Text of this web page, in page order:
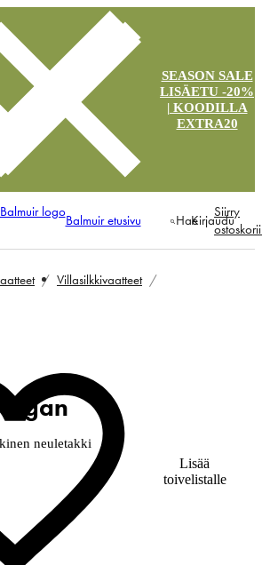
SEASON SALE
LISÄETU -20%
| KOODILLA
EXTRA20
Balmuir etusivu HaeKirjaudu
Siirry
Villasilkkivaatteet
Lisää
toivelistalle
neuletakki